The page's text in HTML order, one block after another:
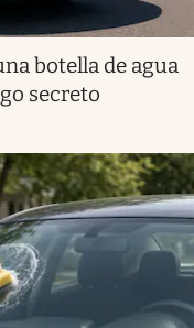
botella de agua
secreto